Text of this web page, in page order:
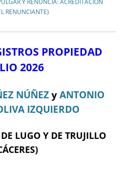
RENUNCIANTE)
PROPIEDAD
2026
NÚÑEZ y ANTONIO
IZQUIERDO
LUGO Y DE TRUJILLO